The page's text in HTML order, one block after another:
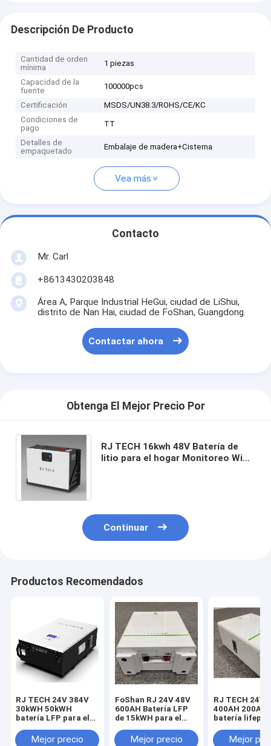
Descripción De Producto
Cantidad de orden
mínima
1 piezas
Capacidad de la
fuente
100000pcs
Certificación
MSDS/UN38.3/ROHS/CE/KC
Condiciones de
pago
TT
Detalles de
empaquetado
Embalaje de madera+Cisterna
Vea más
Contacto
Mr. Carl
+8613430203848
Área A, Parque Industrial HeGui, ciudad de LiShui,
distrito de Nan Hai, ciudad de FoShan, Guangdong.
Contactar ahora
Obtenga El Mejor Precio Por
RJ TECH 16kwh 48V Batería de
litio para el hogar Monitoreo Wifi
Continuar
Productos Recomendados
RJ TECH 24V 384V
30kWH 50kWH
batería LFP para el
Voltacon Voltasol
Mejor precio
FoShan RJ 24V 48V
600AH Batería LFP
de 15kWH para el
fotovoltaico solar
Mejor precio
RJ TECH 24V
400AH 200AH
batería
Voltacon PCS
Mejor